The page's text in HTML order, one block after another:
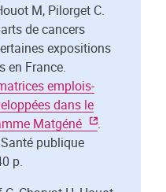
M, Pilorget C.
de cancers
expositions
en France.
emplois-
dans le
Matgéné
.
publique
p.